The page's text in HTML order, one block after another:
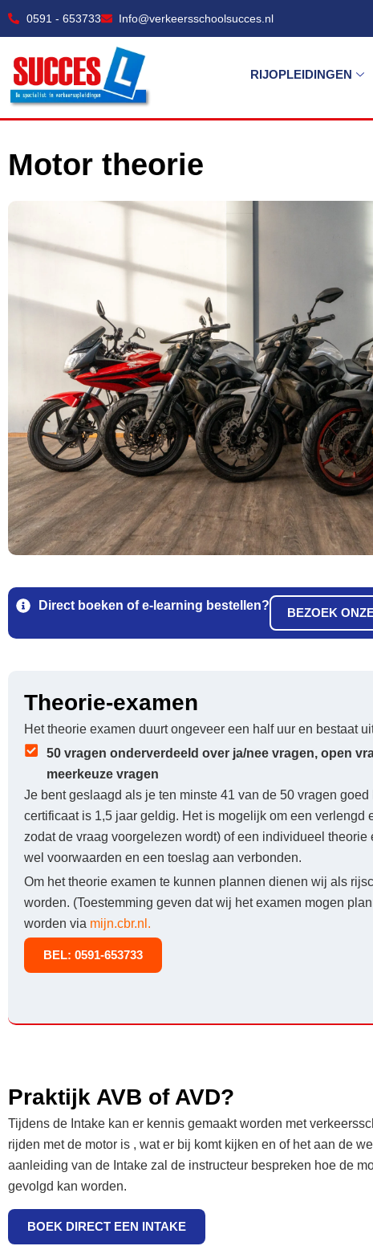
0591 - 653733 Info@verkeersschoolsucces.nl
RIJOPLEIDINGEN
Motor theorie
Direct boeken of e-learning bestellen?
BEZOEK
Theorie-examen
Het theorie examen duurt ongeveer een half uur en bestaat
50 vragen onderverdeeld over ja/nee vragen, open
meerkeuze vragen
Je bent geslaagd als je ten minste 41 van de 50 vragen
certificaat is 1,5 jaar geldig. Het is mogelijk om een verlengd
zodat de vraag voorgelezen wordt) of een individueel theorie
wel voorwaarden en een toeslag aan verbonden.
Om het theorie examen te kunnen plannen dienen wij als
worden. (Toestemming geven dat wij het examen mogen
worden via mijn.cbr.nl.
BEL: 0591-653733
Praktijk AVB of AVD?
Tijdens de Intake kan er kennis gemaakt worden met
rijden met de motor is , wat er bij komt kijken en of het aan de
aanleiding van de Intake zal de instructeur bespreken hoe de
gevolgd kan worden.
BOEK DIRECT EEN INTAKE